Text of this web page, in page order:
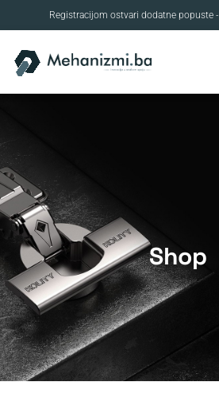
Skip
to
Registracijom ostvari dodatne popuste -
Shop